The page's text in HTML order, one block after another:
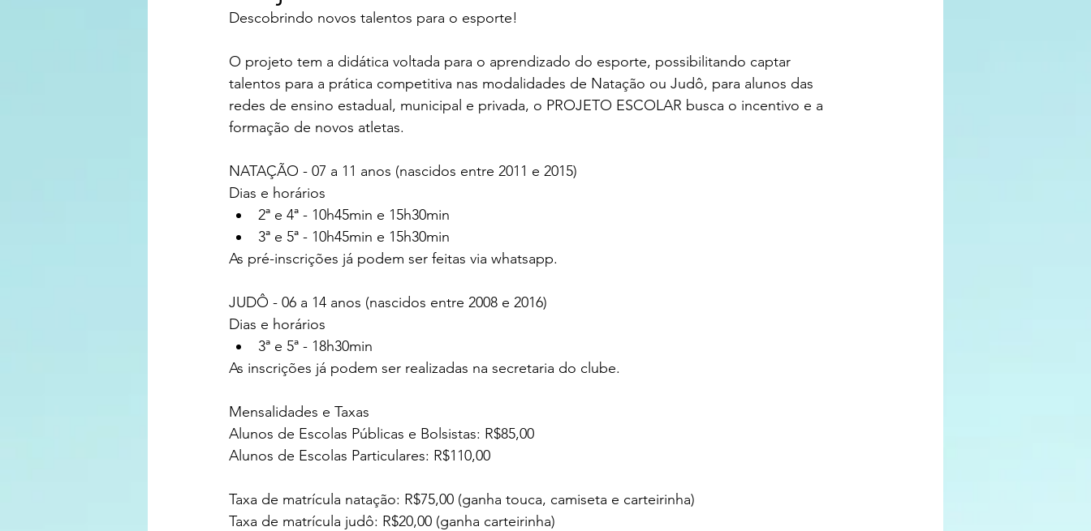
Descobrindo novos talentos para o esporte!
O projeto tem a didática voltada para o aprendizado do esporte, possibilitando captar
talentos para a prática competitiva nas modalidades de Natação ou Judô, para alunos das
redes de ensino estadual, municipal e privada, o PROJETO ESCOLAR busca o incentivo e a
formação de novos atletas.
NATAÇÃO - 07 a 11 anos (nascidos entre 2011 e 2015)
Dias e horários
2ª e 4ª - 10h45min e 15h30min
3ª e 5ª - 10h45min e 15h30min
As pré-inscrições já podem ser feitas via whatsapp.
JUDÔ - 06 a 14 anos (nascidos entre 2008 e 2016)
Dias e horários
3ª e 5ª - 18h30min
As inscrições já podem ser realizadas na secretaria do clube.
Mensalidades e Taxas
Alunos de Escolas Públicas e Bolsistas: R$85,00
Alunos de Escolas Particulares: R$110,00
Taxa de matrícula natação: R$75,00 (ganha touca, camiseta e carteirinha)
Taxa de matrícula judô: R$20,00 (ganha carteirinha)